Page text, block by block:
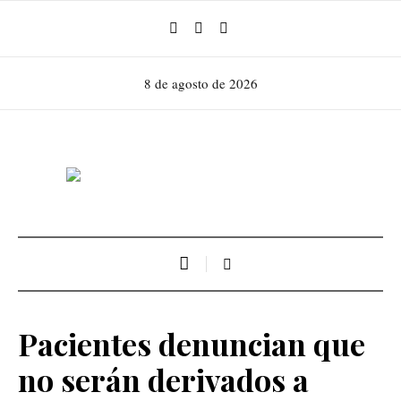
8 de agosto de 2026
Pacientes denuncian que
no serán derivados a